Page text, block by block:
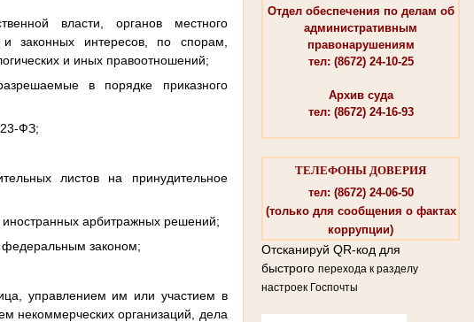
Отдел обеспечения по делам об
административным
правонарушениям
тел: (8672) 24-10-25
Архив суда
тел: (8672) 24-16-93
ТЕЛЕФОНЫ ДОВЕРИЯ
тел: (8672) 24-06-50
(только для сообщения о фактах
коррупции)
Отсканируй QR-код для
быстрого перехода к разделу
настроек Госпочты
власти, органов местного
законных интересов, по спорам,
и иных правоотношений;
в порядке приказного
23-ФЗ;
листов на принудительное
арбитражных решений;
федеральным законом;
управлением им или участием в
некоммерческих организаций, дела